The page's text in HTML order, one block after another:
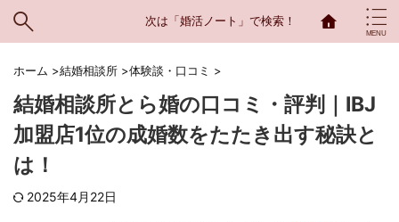
次は「婚活ノート」で検索！
ホーム >結婚相談所 >体験談・口コミ >
結婚相談所とら婚の口コミ・評判｜IBJ
加盟店1位の成婚数をたたき出す秘訣と
は！
2025年4月22日